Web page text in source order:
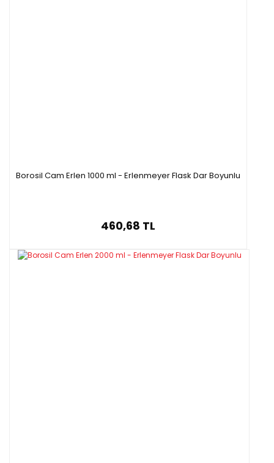
Borosil Cam Erlen 1000 ml - Erlenmeyer Flask Dar Boyunlu
460,68 TL